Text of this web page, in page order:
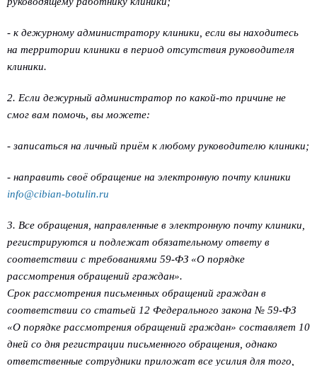
- к дежурному администратору клиники, если вы находитесь
на территории клиники в период отсутствия руководителя
клиники.
2. Если дежурный администратор по какой-то причине не
смог вам помочь, вы можете:
- записаться на личный приём к любому руководителю клиники;
- направить своё обращение на электронную почту клиники
info@cibian-botulin.ru
3. Все обращения, направленные в электронную почту клиники,
регистрируются и подлежат обязательному ответу в
соответствии с требованиями 59-ФЗ «О порядке
рассмотрения обращений граждан».
Срок рассмотрения письменных обращений граждан в
соответствии со статьей 12 Федерального закона № 59-ФЗ
«О порядке рассмотрения обращений граждан» составляет 10
дней со дня регистрации письменного обращения, однако
ответственные сотрудники приложат все усилия для того,